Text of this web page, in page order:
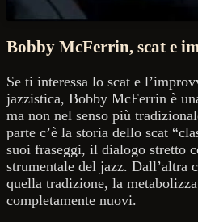
Bobby McFerrin, scat e
Se ti interessa lo scat e
jazzistica, Bobby McFerrin è
ma non nel senso più
parte c’è la storia dello scat
suoi fraseggi, il dialogo stretto
strumentale del jazz. Dall’altra
quella tradizione, la
completamente nuovi.